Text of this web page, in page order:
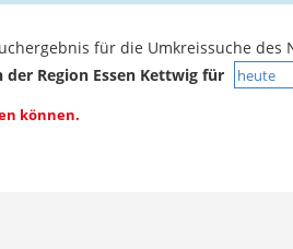
für die Umkreissuche des
der Region Essen Kettwig für
können.